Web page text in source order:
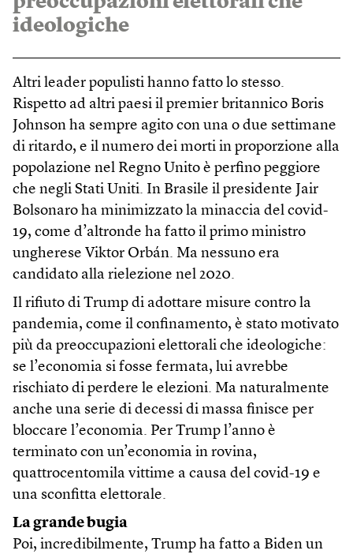
ideologiche
Altri leader populisti hanno fatto lo stesso.
Rispetto ad altri paesi il premier britannico Boris
Johnson ha sempre agito con una o due settimane
di ritardo, e il numero dei morti in proporzione alla
popolazione nel Regno Unito è perfino peggiore
che negli Stati Uniti. In Brasile il presidente Jair
Bolsonaro ha minimizzato la minaccia del covid-
19, come d’altronde ha fatto il primo ministro
ungherese Viktor Orbán. Ma nessuno era
candidato alla rielezione nel 2020.
Il rifiuto di Trump di adottare misure contro la
pandemia, come il confinamento, è stato motivato
più da preoccupazioni elettorali che ideologiche:
se l’economia si fosse fermata, lui avrebbe
rischiato di perdere le elezioni. Ma naturalmente
anche una serie di decessi di massa finisce per
bloccare l’economia. Per Trump l’anno è
terminato con un’economia in rovina,
quattrocentomila vittime a causa del covid-19 e
una sconfitta elettorale.
La grande bugia
Poi, incredibilmente, Trump ha fatto a Biden un